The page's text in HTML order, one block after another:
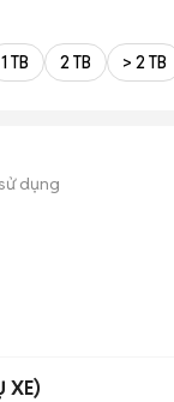
1 TB 2 TB > 2 TB
dụng
XE)